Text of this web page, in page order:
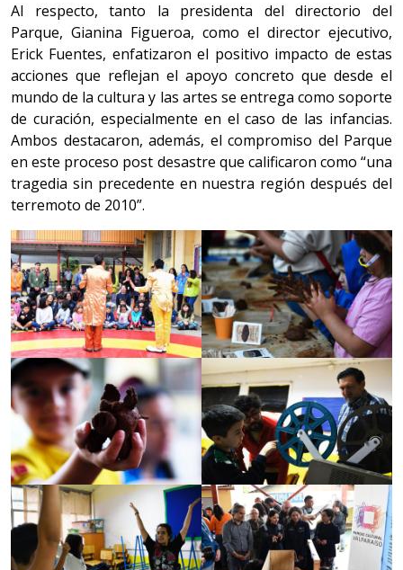
Al respecto, tanto la presidenta del directorio del
Parque, Gianina Figueroa, como el director ejecutivo,
Erick Fuentes, enfatizaron el positivo impacto de estas
acciones que reflejan el apoyo concreto que desde el
mundo de la cultura y las artes se entrega como soporte
de curación, especialmente en el caso de las infancias.
Ambos destacaron, además, el compromiso del Parque
en este proceso post desastre que calificaron como “una
tragedia sin precedente en nuestra región después del
terremoto de 2010”.